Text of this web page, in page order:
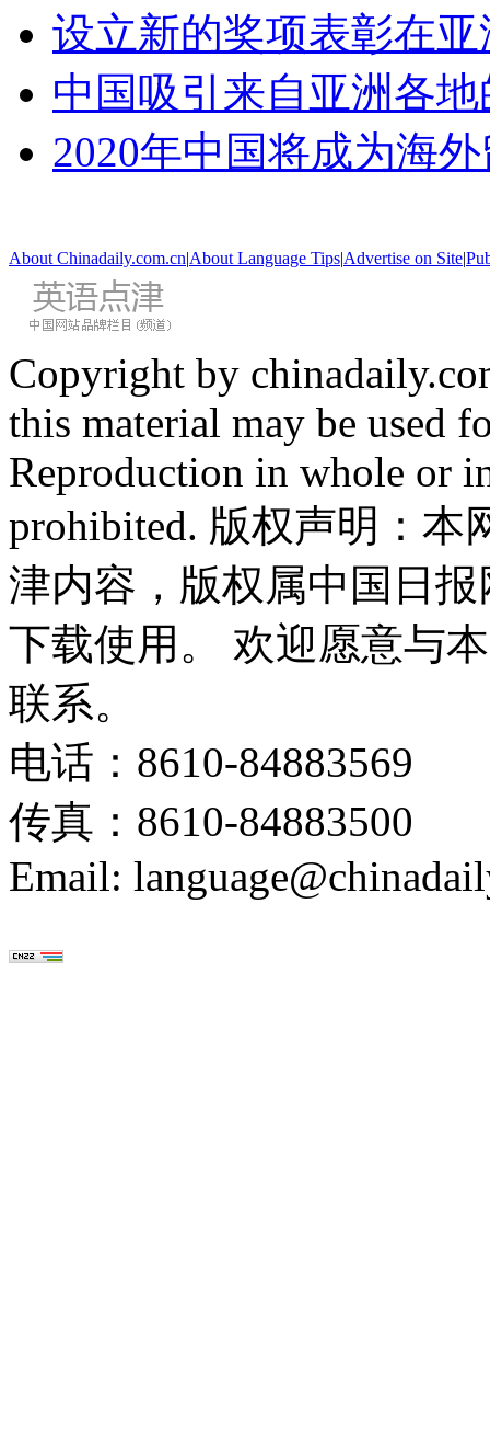
设立新的奖项表彰在
中国吸引来自亚洲各
2020年中国将成为海
About Chinadaily.com.cn|About Language Tips|Advertise on Site|
Copyright by
this material may be used
Reproduction in whole or
prohibited. 版权声明：
津内容，版权属中国日
下载使用。 欢迎愿意与
联系。
电话：8610-84883569
传真：8610-84883500
Email: